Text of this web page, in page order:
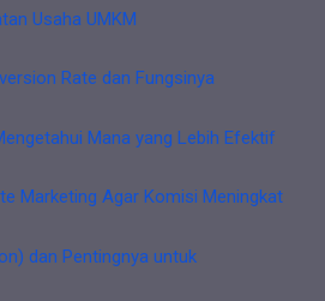
Usaha UMKM
Rate dan Fungsinya
Mana yang Lebih Efektif
Marketing Agar Komisi Meningkat
dan Pentingnya untuk